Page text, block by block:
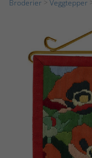
Broderier Veggtepper